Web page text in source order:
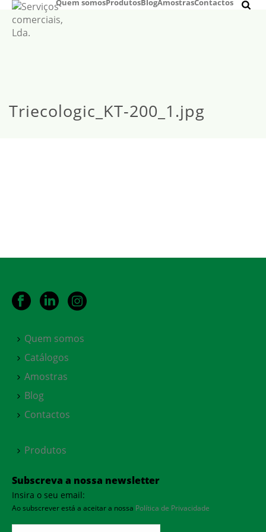
Quem somosProdutosBlogAmostrasContactos
Triecologic_KT-200_1.jpg
Quem somos
Catálogos
Amostras
Blog
Contactos
Produtos
Subscreva a nossa newsletter
Insira o seu email:
Ao subscrever está a aceitar a nossa Política de Privacidade